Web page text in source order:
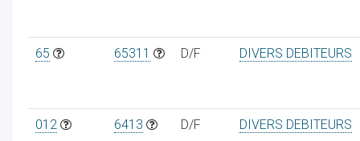
65 65311 D/F DIVERS DEBITEURS
012 6413 D/F DIVERS DEBITEURS